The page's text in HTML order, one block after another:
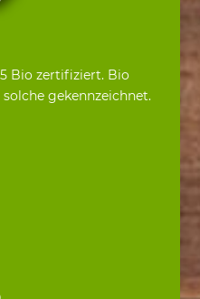
Bio zertifiziert. Bio
gekennzeichnet.